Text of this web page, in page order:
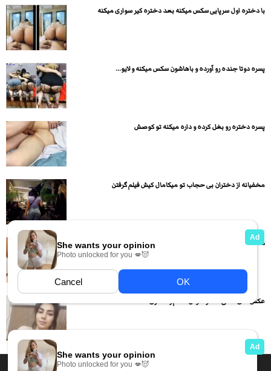
با دختره اول سرپایی سکس میکنه بعد دختره کیر سواری میکنه
پسره دوتا جنده رو آورده و باهاشون سکس میکنه و لایو...
پسره دختره رو بغل کرده و داره میکنه تو کوصش
مخفیانه از دختران بی حجاب تو میکامال کیش فیلم گرفتن
دختره رفته دستشویی و از شاشیدن خودش فیلم گرفته
عکس های لختی دختر خوش اندام و حشری